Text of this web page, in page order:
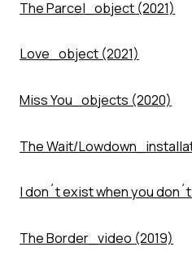
The Parcel_object (2021)
Love_object (2021)
Miss You_objects (2020)
The Wait/
I don´t exist when you
The Border_video (2019)